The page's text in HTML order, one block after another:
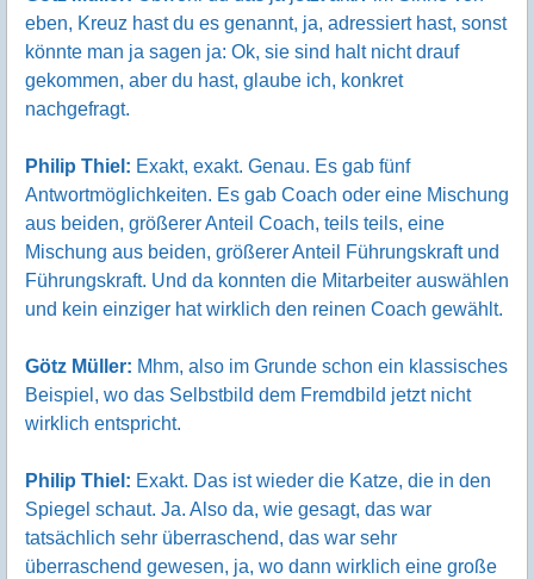
eben, Kreuz hast du es genannt, ja, adressiert hast, sonst
könnte man ja sagen ja: Ok, sie sind halt nicht drauf
gekommen, aber du hast, glaube ich, konkret
nachgefragt.
Philip Thiel: Exakt, exakt. Genau. Es gab fünf
Antwortmöglichkeiten. Es gab Coach oder eine Mischung
aus beiden, größerer Anteil Coach, teils teils, eine
Mischung aus beiden, größerer Anteil Führungskraft und
Führungskraft. Und da konnten die Mitarbeiter auswählen
und kein einziger hat wirklich den reinen Coach gewählt.
Götz Müller: Mhm, also im Grunde schon ein klassisches
Beispiel, wo das Selbstbild dem Fremdbild jetzt nicht
wirklich entspricht.
Philip Thiel: Exakt. Das ist wieder die Katze, die in den
Spiegel schaut. Ja. Also da, wie gesagt, das war
tatsächlich sehr überraschend, das war sehr
überraschend gewesen, ja, wo dann wirklich eine große